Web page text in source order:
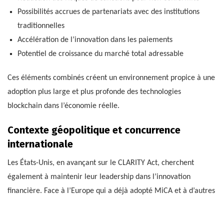
Possibilités accrues de partenariats avec des institutions
traditionnelles
Accélération de l’innovation dans les paiements
Potentiel de croissance du marché total adressable
Ces éléments combinés créent un environnement propice à une
adoption plus large et plus profonde des technologies
blockchain dans l’économie réelle.
Contexte géopolitique et concurrence
internationale
Les États-Unis, en avançant sur le CLARITY Act, cherchent
également à maintenir leur leadership dans l’innovation
financière. Face à l’Europe qui a déjà adopté MiCA et à d’autres